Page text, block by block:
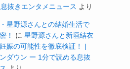
抜きエンタメニュース より
星野源さんとの結婚生活で
！
に 星野源さんと新垣結衣
娠の可能性を徹底検証！ |
ダウン ー 1分で読める息抜